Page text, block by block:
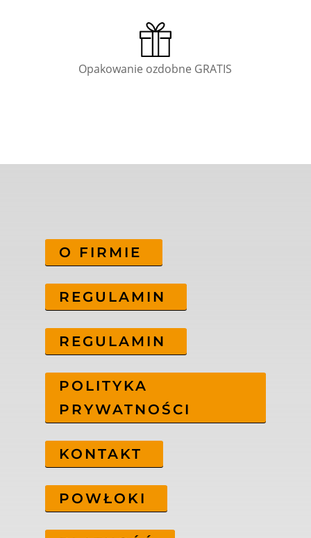
Opakowanie ozdobne GRATIS
O FIRMIE
REGULAMIN
REGULAMIN
POLITYKA
PRYWATNOŚCI
KONTAKT
POWŁOKI